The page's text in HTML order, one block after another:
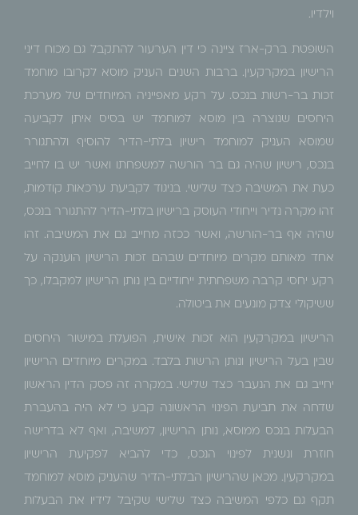
וילדיו.
השופטת ברק-ארז ציינה כי דין הערעור להתקבל גם מכוח דיני
הרישיון במקרקעין. ברבות השנים העניק מוסא לקרובו מוחמד
זכות בר-רשות בנכס. על רקע מאפייניה המיוחדים של מערכת
היחסים שנוצרה בין מוסא למוחמד יש בסיס איתן לקביעה
שמוסא העניק למוחמד רישיון בלתי-הדיר להוסיף ולהתגורר
בנכס, רישיון שהיה גם בר הורשה למשפחתו ואשר יש בו לחייב
כעת את המשיבה כצד שלישי. בניגוד לקביעת ערכאות קודמות,
זהו מקרה נדיר וייחודי העוסק ברישיון בלתי-הדיר להתגורר בנכס,
שהיה אף בר-הורשה, ואשר ככזה מחייב גם את המשיבה. זהו
אחד מאותם מקרים מיוחדים שבהם זכות הרישיון הוענקה על
רקע יחסי קרבה משפחתית ייחודיים בין נותן הרישיון למקבלו, כך
ששיקולי צדק מונעים את ביטולה.
הרישיון במקרקעין הוא זכות אישית, הפועלת במישור היחסים
שבין בעל הרישיון ונותן הרשות בלבד. במקרים מיוחדים הרישיון
יחייב גם את הנעבר כצד שלישי. במקרה זה פסק הדין הראשון
שדחה את תביעת הפינוי הראשונה קבע כי לא היה בהעברת
הבעלות בנכס ממוסא, נותן הרישיון, למשיבה, ואף לא בדרישה
חוזרת ונשנית לפינוי הנכס, כדי להביא לפקיעת הרישיון
במקרקעין. מכאן שהרישיון הבלתי-הדיר שהעניק מוסא למוחמד
תקף גם כלפי המשיבה כצד שלישי שקיבל לידיו את הבעלות